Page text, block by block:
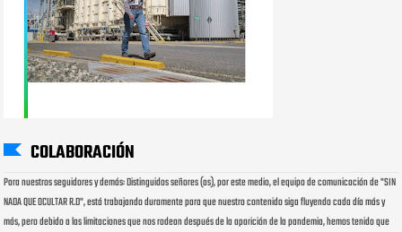
COLABORACIÓN
Para nuestros seguidores y demás: Distinguidos señores (as), por este medio, el equipo de comunicación de "SIN
NADA QUE OCULTAR R.D", está trabajando duramente para que nuestro contenido siga fluyendo cada día más y
más, pero debido a las limitaciones que nos rodean después de la aparición de la pandemia, hemos tenido que